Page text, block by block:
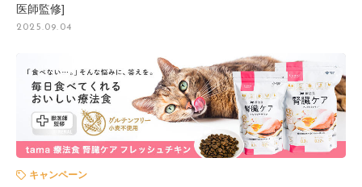
医師監修]
2025.09.04
キャンペーン